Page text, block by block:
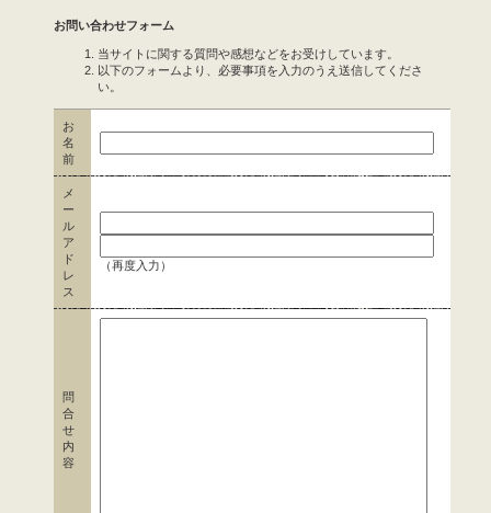
お問い合わせフォーム
当サイトに関する質問や感想などをお受けしています。
以下のフォームより、必要事項を入力のうえ送信してくださ
い。
お
名
前
メ
ー
ル
ア
ド
レ
ス
（再度入力）
問
合
せ
内
容